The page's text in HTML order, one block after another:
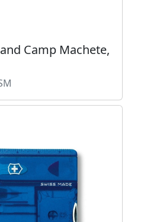
Camp Machete,